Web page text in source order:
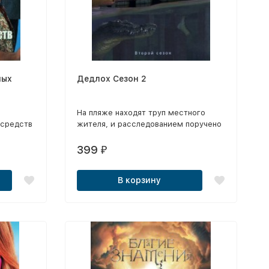
Дедлох Сезон 2
На пляже находят труп местного
жителя, и расследованием поручено
Дульси Коллинз.
399 ₽
В корзину